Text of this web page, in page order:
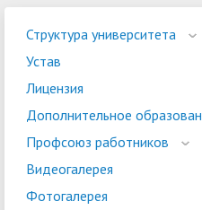
Структура университета
Устав
Лицензия
Дополнительное
Профсоюз работников
Видеогалерея
Фотогалерея